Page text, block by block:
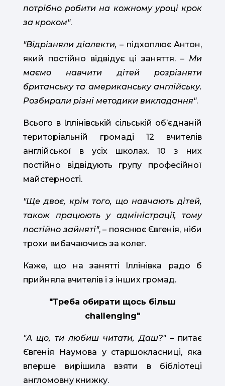
потрібно робити на кожному уроці крок
за кроком".
"Відрізняли діалекти, – підхоплює Антон,
який постійно відвідує ці заняття. – Ми
маємо навчити дітей розрізняти
британську та американську англійську.
Розбирали різні методики викладання".
Всього в Іллінівській сільській обʼєднаній
територіальній громаді 12 вчителів
англійської в усіх школах. 10 з них
постійно відвідують групу професійної
майстерності.
"Ще двоє, крім того, що навчають дітей,
також працюють у адміністрації, тому
постійно зайняті", – пояснює Євгенія, ніби
трохи вибачаючись за колег.
Каже, що на занятті Іллінівка радо б
прийняла вчителів і з інших громад.
"Треба обирати щось більш
challenging"
"А що, ти любиш читати, Даш?"– питає
Євгенія Наумова у старшокласниці, яка
вперше вирішила взяти в бібліотеці
англомовну книжку.